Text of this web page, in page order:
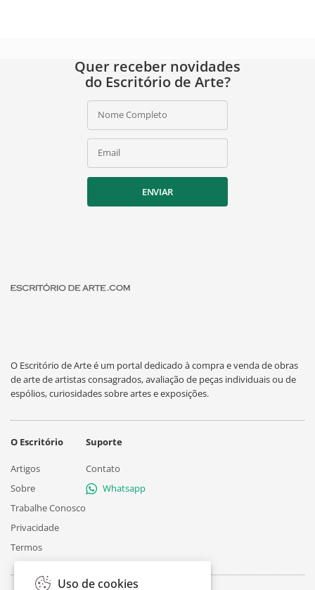
Quer receber novidades
do Escritório de Arte?
Nome Completo
Email
ENVIAR
O Escritório de Arte é um portal dedicado à compra e venda de obras
de arte de artistas consagrados, avaliação de peças individuais ou de
espólios, curiosidades sobre artes e exposições.
O Escritório
Artigos
Sobre
Trabalhe Conosco
Privacidade
Termos
Suporte
Contato
Whatsapp
Uso de cookies